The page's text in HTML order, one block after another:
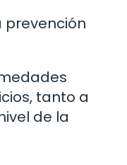
prevención
tanto a
de la